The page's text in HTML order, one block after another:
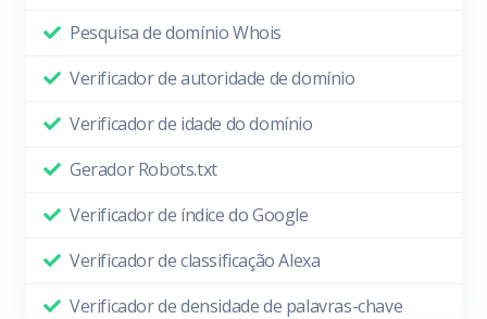
Pesquisa de domínio Whois
Verificador de autoridade de domínio
Verificador de idade do domínio
Gerador Robots.txt
Verificador de índice do Google
Verificador de classificação Alexa
Verificador de densidade de palavras-chave